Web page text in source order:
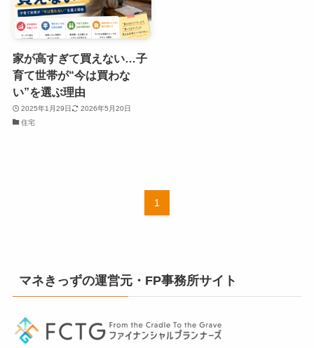
家が高すぎて買えない…子
育て世帯が“今は買わな
い”を選ぶ理由
2025年1月29日
2026年5月20日
住宅
1
マネきっずの運営元・FP事務所サイト